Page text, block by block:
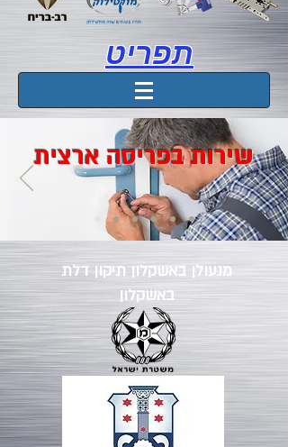
תפריט
מנעולן באשקלון תיקון דלת
באשקלון
שירות בפריסה ארצית